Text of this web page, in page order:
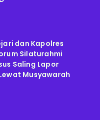
dan Kapolres
Silaturahmi
Saling Lapor
Musyawarah